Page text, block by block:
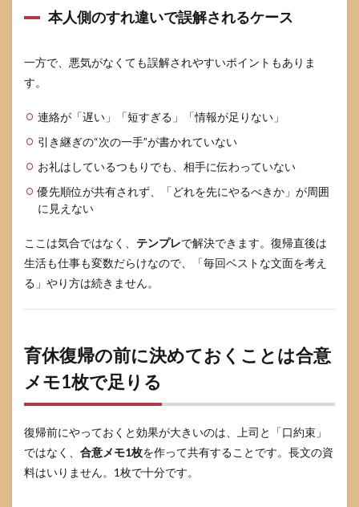
欠席
のテ
レ
（突
れな
担当
替え
をお
願い
とき
のテ
ンプ
レ
ざ
い”に
変わ
らな
い言
方）
3.6
翌日
本人側のすれ違いで誤解されるケース
一方で、悪気がなくても誤解されやすいポイントもありま
す。
連絡が「遅い」「短すぎる」「情報が足りない」
引き継ぎの“次の一手”が書かれていない
お礼はしているつもりでも、相手に伝わっていない
優先順位が共有されず、「どれを先にやるべきか」が周囲
に見えない
ここは気合ではなく、 テンプレで解決できます。復帰直後は
生活も仕事も変数だらけなので、「毎回ベストな文面を考え
る」やり方は続きません。
育休復帰の前に決めておくことは合意
メモ1枚で足りる
復帰前にやっておくと効果が大きいのは、上司と「口約束」
ではなく、 合意メモ1枚を作って共有することです。長文の資
料はいりません。1枚で十分です。